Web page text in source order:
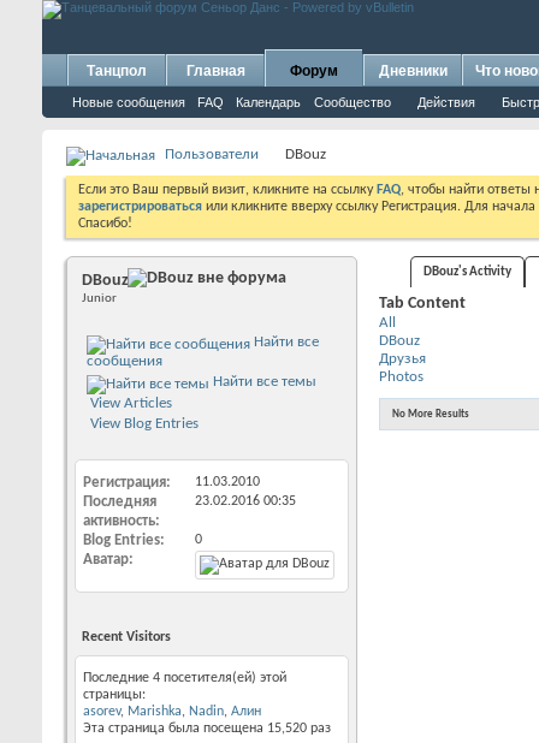
Танцпол Главная Форум
Новые сообщения FAQ Календарь Сообщество Действия
Дневники Что
Пользователи DBouz
Если это Ваш первый визит, кликните на ссылку FAQ, чтобы найти
зарегистрироваться или кликните вверху ссылку Регистрация. Для
Спасибо!
DBouz
Junior
Найти все
сообщения
Найти все темы
View Articles
View Blog Entries
Регистрация 11.03.2010
Последняя
активность
23.02.2016 00:35
Blog Entries 0
Аватар
Recent Visitors
Последние 4 посетителя(ей) этой
страницы:
asorev, Marishka, Nadin, Алин
Эта страница была посещена 15,520 раз
DBouz's Activity
Tab Content
All
DBouz
Друзья
Photos
No More Results